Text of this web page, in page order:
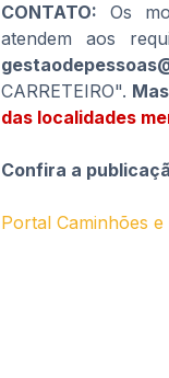
CONTATO: Os
atendem aos
CARRETEIRO". Mas
das localidades
Confira a
Portal Caminhões e